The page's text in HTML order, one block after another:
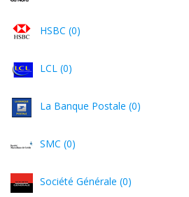
HSBC (0)
LCL (0)
La Banque Postale (0)
SMC (0)
Société Générale (0)